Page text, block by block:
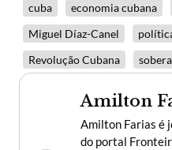
cuba
economia cubana
Miguel Díaz-Canel
Revolução Cubana
Amilton
Amilton Farias é
do portal